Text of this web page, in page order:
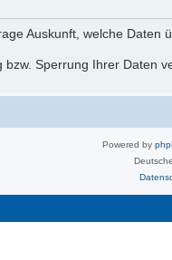
Auskunft, welche Daten
Sperrung Ihrer Daten
Powered by